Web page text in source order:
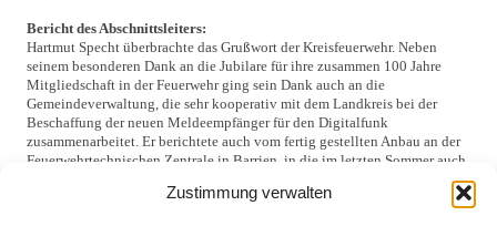
Zustimmung verwalten
Bericht des Abschnittsleiters:
Hartmut Specht überbrachte das Grußwort der Kreisfeuerwehr. Neben
seinem besonderen Dank an die Jubilare für ihre zusammen 100 Jahre
Mitgliedschaft in der Feuerwehr ging sein Dank auch an die
Gemeindeverwaltung, die sehr kooperativ mit dem Landkreis bei der
Beschaffung der neuen Meldeempfänger für den Digitalfunk
zusammenarbeitet. Er berichtete auch vom fertig gestellten Anbau an der
Feuerwehrtechnischen Zentrale in Barrien, in die im letzten Sommer auch
Gebäude wurde auch der Fahrzeugpark erneuert und erweitert. Ab sofort